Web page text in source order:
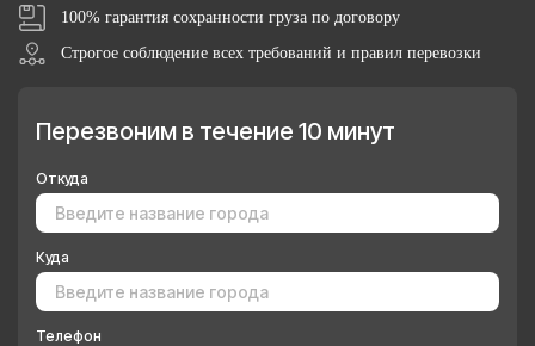
100% гарантия сохранности груза по договору
Строгое соблюдение всех требований и правил перевозки
Перезвоним в течение 10 минут
Откуда
Куда
Телефон